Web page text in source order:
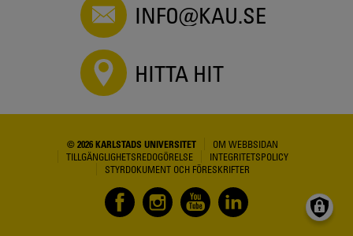
INFO@KAU.SE
HITTA HIT
© 2026 KARLSTADS UNIVERSITET
OM WEBBSIDAN
TILLGÄNGLIGHETSREDOGÖRELSE
INTEGRITETSPOLICY
STYRDOKUMENT OCH FÖRESKRIFTER